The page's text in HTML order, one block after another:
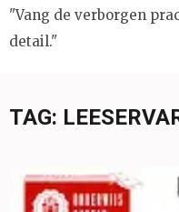
"Vang de verborgen
detail."
TAG: